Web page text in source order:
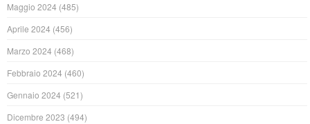
Maggio 2024 (485)
Aprile 2024 (456)
Marzo 2024 (468)
Febbraio 2024 (460)
Gennaio 2024 (521)
Dicembre 2023 (494)